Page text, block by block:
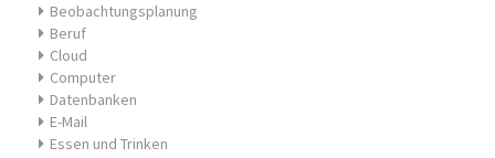
Beobachtungsplanung
Beruf
Cloud
Computer
Datenbanken
E-Mail
Essen und Trinken